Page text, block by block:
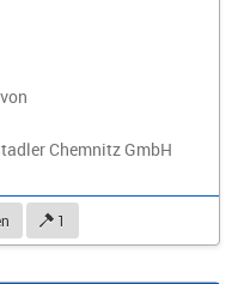
Chemnitz GmbH
1